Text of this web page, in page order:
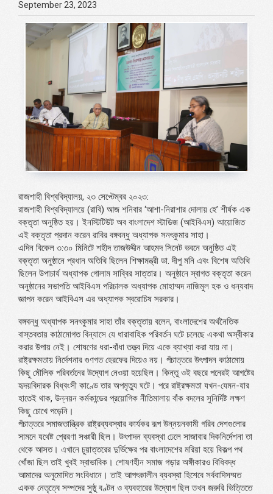
September 23, 2023
রাজশাহী বিশ্ববিদ্যালয়, ২৩ সেপ্টেম্বর ২০২৩:
রাজশাহী বিশ্ববিদ্যালয়ে (রাবি) আজ শনিবার ‘আশা-নিরাশার দোলায় হে’ শীর্ষক এক
বক্তৃতা অনুষ্ঠিত হয়। ইনস্টিটিউট অব বাংলাদেশ স্টাডিজ (আইবিএস) আয়োজিত
এই বক্তৃতা প্রদান করেন রাবির বঙ্গবন্ধু অধ্যাপক সনৎকুমার সাহা।
এদিন বিকেল ৩:৩০ মিনিটে শহীদ তাজউদ্দীন আহমদ সিনেট ভবনে অনুষ্ঠিত এই
বক্তৃতা অনুষ্ঠানে প্রধান অতিথি ছিলেন শিক্ষামন্ত্রী ডা. দীপু মনি এবং বিশেষ অতিথি
ছিলেন উপাচার্য অধ্যাপক গোলাম সাব্বির সাত্তার। অনুষ্ঠানে স্বাগত বক্তৃতা করেন
অনুষ্ঠানের সভাপতি আইবিএস পরিচালক অধ্যাপক মোহাম্মদ নাজিমুল হক ও ধন্যবাদ
জ্ঞাপন করেন আইবিএস এর অধ্যাপক স্বরোচিষ সরকার।
বঙ্গবন্ধু অধ্যাপক সনৎকুমার সাহা তাঁর বক্তৃতায় বলেন, বাংলাদেশের অর্থনৈতিক
বাস্তবতায় কাঠামোগত বিন্যাসে যে ধারাবাহিক পরিবর্তন ঘটে চলেছে একথা অস্বীকার
করার উপায় নেই। শোষণের ধরা-বাঁধা তত্ত্ব দিয়ে একে ব্যাখ্যা করা যায় না।
রাষ্ট্রক্ষমতায় নির্দেশনার গুণগত হেরফের দিয়েও নয়। পঁচাত্তরে উৎপাদন কাঠামোয়
কিছু মৌলিক পরিবর্তনের উদ্যোগ নেওয়া হয়েছিল। কিন্তু ওই বছরে পনেরই আগষ্টের
হৃদয়বিদারক বিধ্বংসী কাণ্ডে তার অপমৃত্যু ঘটে। পরে রাষ্ট্রক্ষমতা যখন-যেমন-যার
হাতেই থাক, উন্নয়ন কর্মকান্ডের প্রয়োগিক নীতিমালায় বাঁক বদলের সুনির্দিষ্ট লক্ষণ
কিছু চোখে পড়েনি।
পঁচাত্তরে সমাজতান্ত্রিক রাষ্ট্রব্যবস্থার কার্যকর রূপ উন্নয়নকামী গরিব দেশগুলোর
সামনে যথেষ্ট প্রেরণা সঞ্চারী ছিল। উৎপাদন ব্যবস্থা ঢেলে সাজাবার দিকনির্দেশনা তা
থেকে আসত। এখানে চুয়াত্তরের দুর্ভিক্ষের পর বাংলাদেশের মরিয়া হয়ে বিকল্প পথ
খোঁজা ছিল তাই খুবই স্বাভাবিক। শোষণহীন সমাজ গড়ার অঙ্গীকারও বিধিবদ্ধ
আমাদের অনুমোদিত সংবিধানে। তাই আপৎকালীন ব্যবস্থা হিশেবে সর্ববাদিসম্মত
একক নেতৃত্বে সম্পদের সুষ্ঠু বণ্টন ও ব্যবহারের উদ্যোগ ছিল তখন জরুরি ভিত্তিতে